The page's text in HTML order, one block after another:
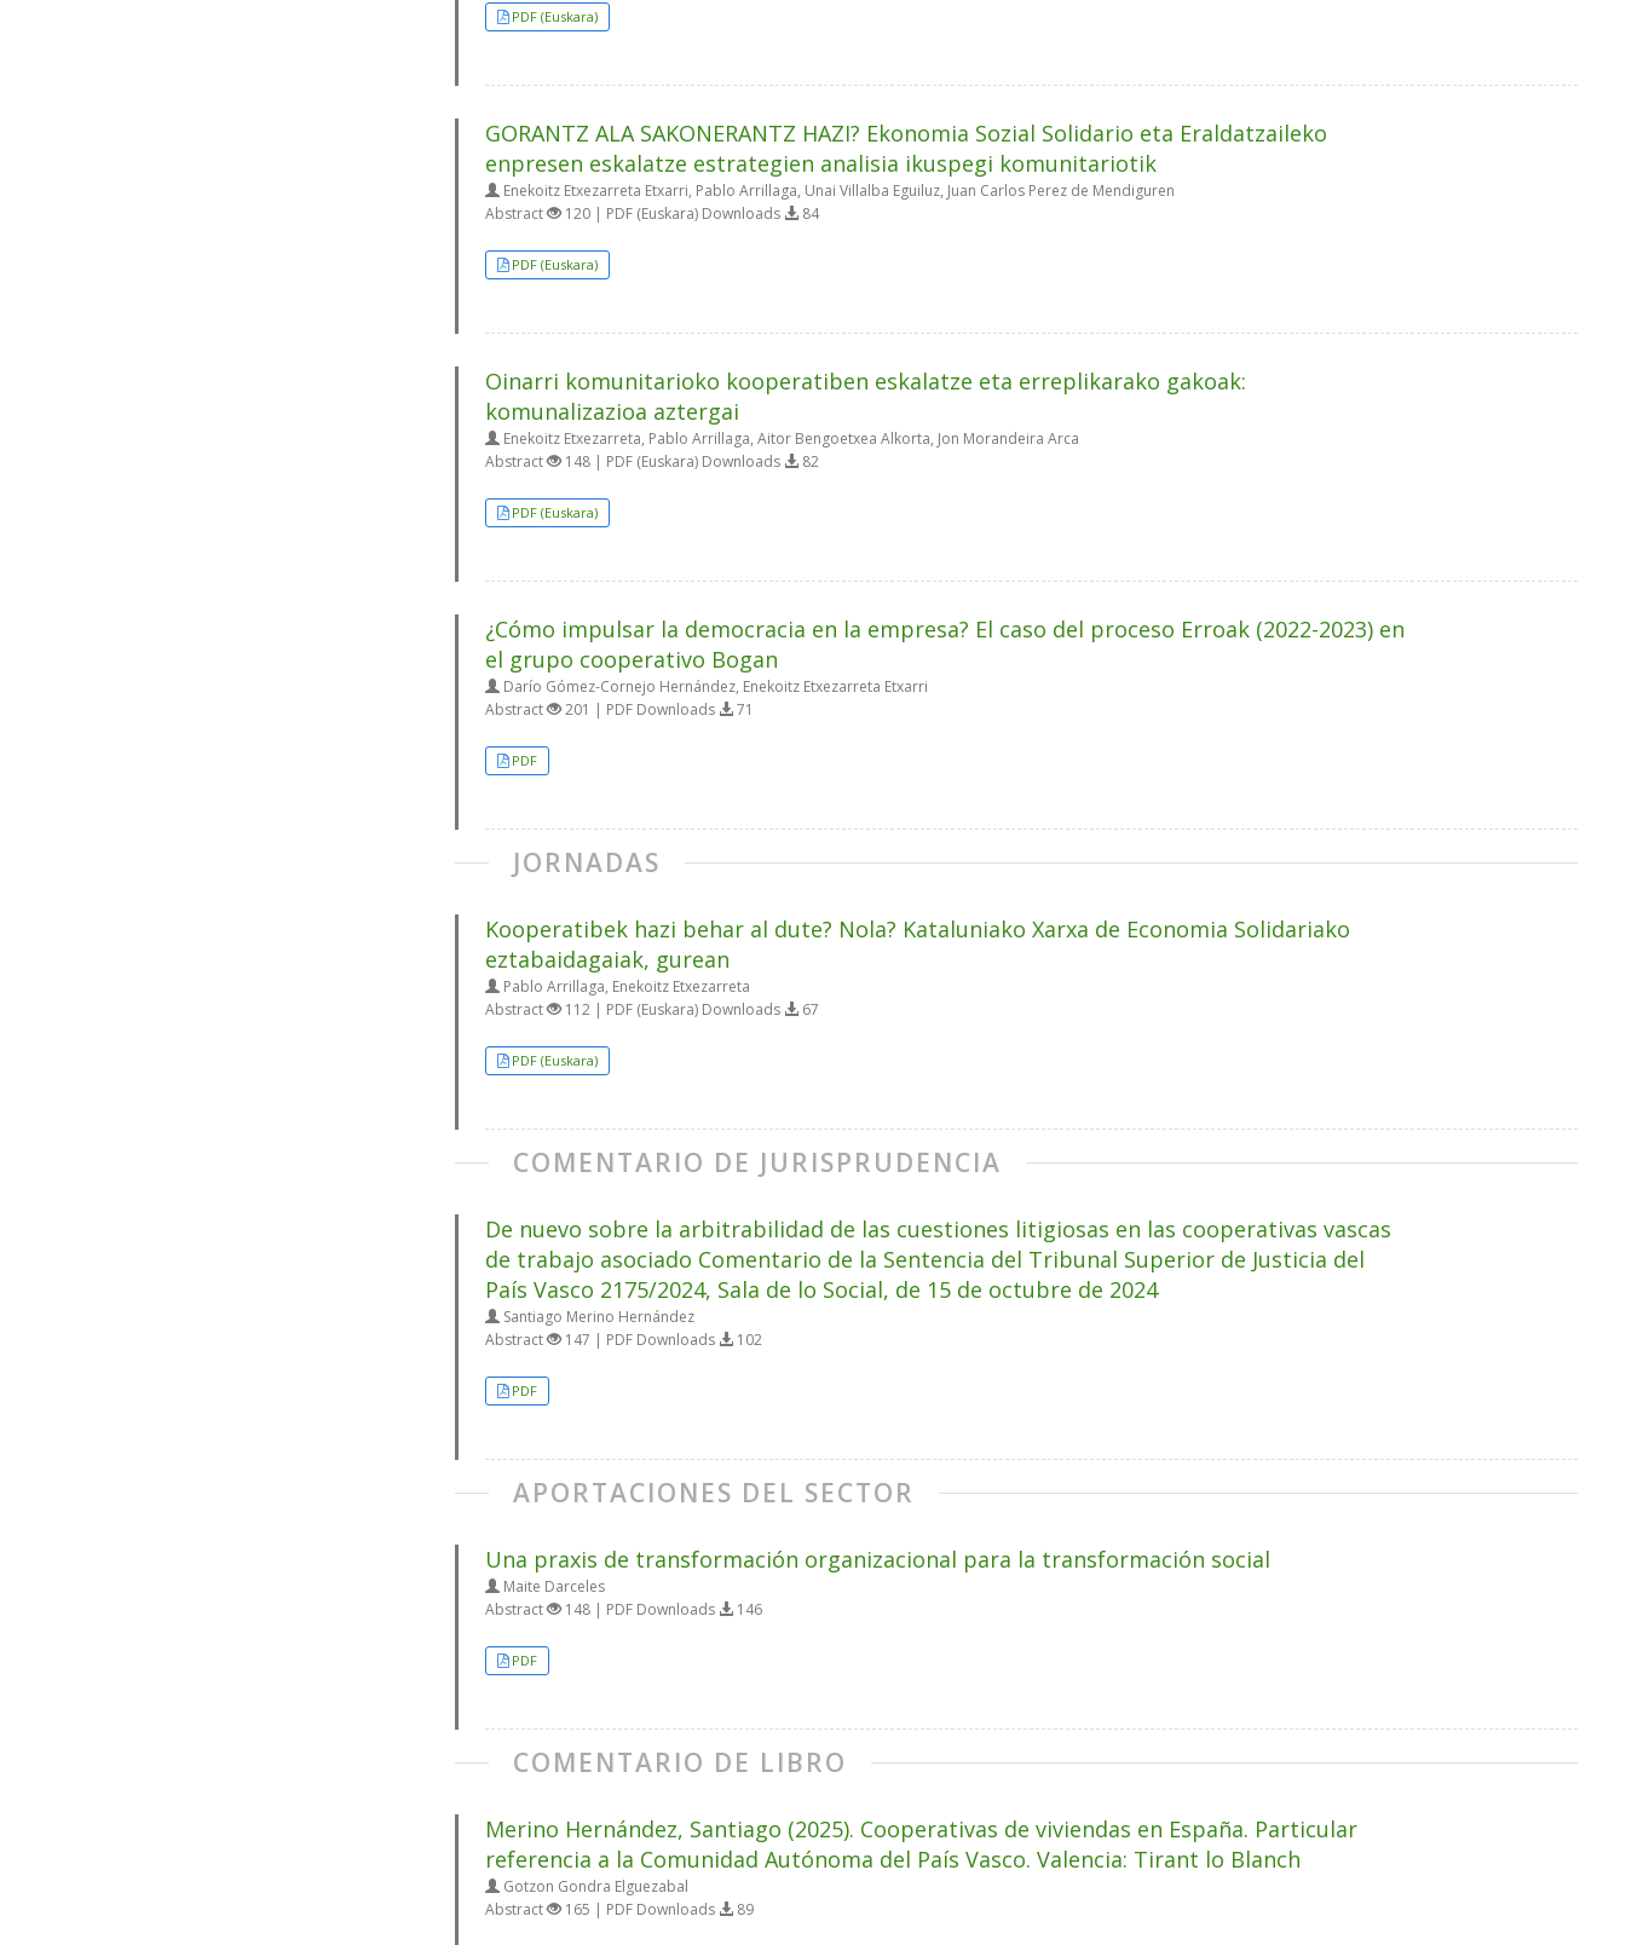
PDF (Euskara)
GORANTZ ALA SAKONERANTZ HAZI? Ekonomia Sozial Solidario eta Eraldatzaileko
enpresen eskalatze estrategien analisia ikuspegi komunitariotik
Enekoitz Etxezarreta Etxarri, Pablo Arrillaga, Unai Villalba Eguiluz, Juan Carlos Perez de Mendiguren
Abstract
120 | PDF (Euskara) Downloads 84
PDF (Euskara)
Oinarri komunitarioko kooperatiben eskalatze eta erreplikarako gakoak:
komunalizazioa aztergai
Enekoitz Etxezarreta, Pablo Arrillaga, Aitor Bengoetxea Alkorta, Jon Morandeira Arca
Abstract
148 | PDF (Euskara) Downloads 82
PDF (Euskara)
¿Cómo impulsar la democracia en la empresa? El caso del proceso Erroak (2022-2023) en
el grupo cooperativo Bogan
Darío Gómez-Cornejo Hernández, Enekoitz Etxezarreta Etxarri
Abstract
201 | PDF Downloads 71
PDF
JORNADAS
Kooperatibek hazi behar al dute? Nola? Kataluniako Xarxa de Economia Solidariako
eztabaidagaiak, gurean
Pablo Arrillaga, Enekoitz Etxezarreta
Abstract
112 | PDF (Euskara) Downloads 67
PDF (Euskara)
COMENTARIO DE JURISPRUDENCIA
De nuevo sobre la arbitrabilidad de las cuestiones litigiosas en las cooperativas vascas
de trabajo asociado Comentario de la Sentencia del Tribunal Superior de Justicia del
País Vasco 2175/2024, Sala de lo Social, de 15 de octubre de 2024
Santiago Merino Hernández
Abstract
147 | PDF Downloads 102
PDF
APORTACIONES DEL SECTOR
Una praxis de transformación organizacional para la transformación social
Maite Darceles
Abstract
148 | PDF Downloads 146
PDF
COMENTARIO DE LIBRO
Merino Hernández, Santiago (2025). Cooperativas de viviendas en España. Particular
referencia a la Comunidad Autónoma del País Vasco. Valencia: Tirant lo Blanch
Gotzon Gondra Elguezabal
Abstract
165 | PDF Downloads 89